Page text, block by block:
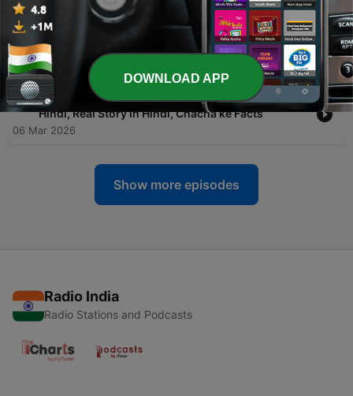
09 Mar 2026
खाटूश्याम बाबा और लाचार बुज़ुर्ग,Khatu shyam Baba ka
Chamatkar, Chacha Ke Facts
07 Mar 2026
60 - कर्ण पिशाचिनी,Hindi Horror Story,Ghost Stories in
Hindi, Real Story in Hindi, Chacha ke Facts
06 Mar 2026
Show more episodes
Radio India
Radio Stations and Podcasts
DOWNLOAD APP